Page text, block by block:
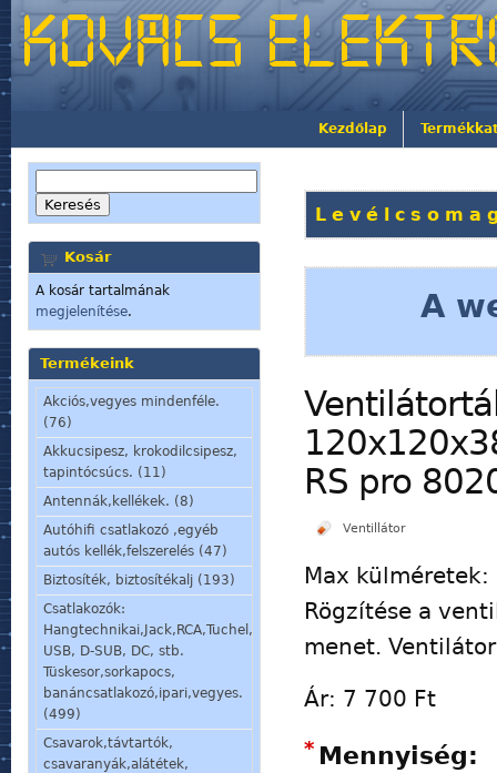
Kezdőlap
Kosár
A kosár tartalmának
megjelenítése.
Termékeink
Akciós,vegyes mindenféle.
(76)
Akkucsipesz, krokodilcsipesz,
tapintócsúcs. (11)
Antennák,kellékek. (8)
Autóhifi csatlakozó ,egyéb
autós kellék,felszerelés (47)
Biztosíték, biztosítékalj (193)
Csatlakozók:
Hangtechnikai,Jack,RCA,Tuchel,
USB, D-SUB, DC, stb.
Tüskesor,sorkapocs,
banáncsatlakozó,ipari,vegyes.
(499)
Csavarok,távtartók,
csavaranyák,alátétek,
A
RS pro
Ventillátor
Max
Rögzítése a
menet.
Ár: 7 700 Ft
Mennyiség:
*